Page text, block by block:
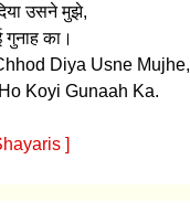
उसने मुझे,
गुनाह का।
Diya Usne Mujhe,
Koyi Gunaah Ka.
]